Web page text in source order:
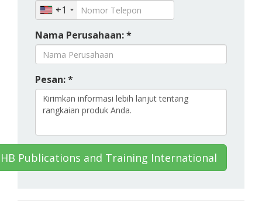
+1
Nama Perusahaan: *
Pesan: *
Publications and Training International